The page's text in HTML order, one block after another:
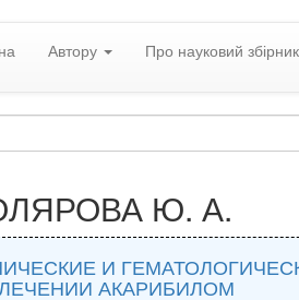
Автору Про науковий збірник
Ю. А.
И
АКАРИБИЛОМ